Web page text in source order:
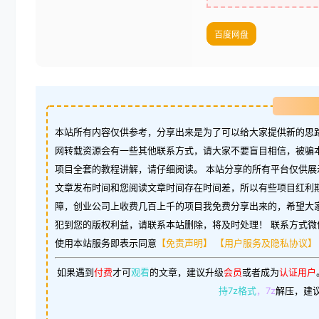
百度网盘
本站所有内容仅供参考，分享出来是为了可以给大家提供新的
网转载资源会有一些其他联系方式，请大家不要盲目相信，被
项目全套的教程讲解，请仔细阅读。 本站分享的所有平台仅供
文章发布时间和您阅读文章时间存在时间差，所以有些项目红
障，创业公司上收费几百上千的项目我免费分享出来的，希望
犯到您的版权利益，请联系本站删除，将及时处理！ 联系方式
使用本站服务即表示同意 【免责声明】 【用户服务及隐私协议】
如果遇到付费才可观看的文章，建议升级会员或者成为认证用户
持7z格式，7z解压，建